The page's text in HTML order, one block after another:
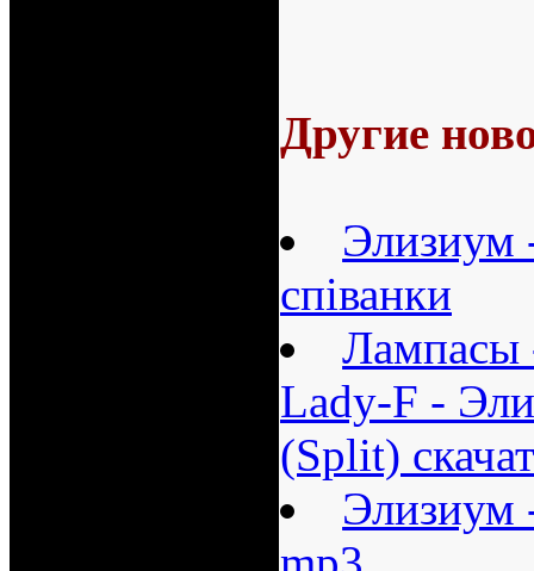
Другие
спiванки
Lady-F -
(Split)
Элизиум